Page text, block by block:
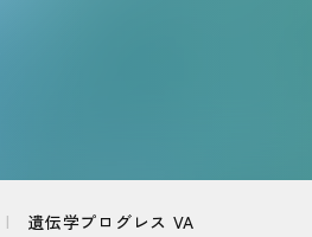
遺伝学プログレス VA